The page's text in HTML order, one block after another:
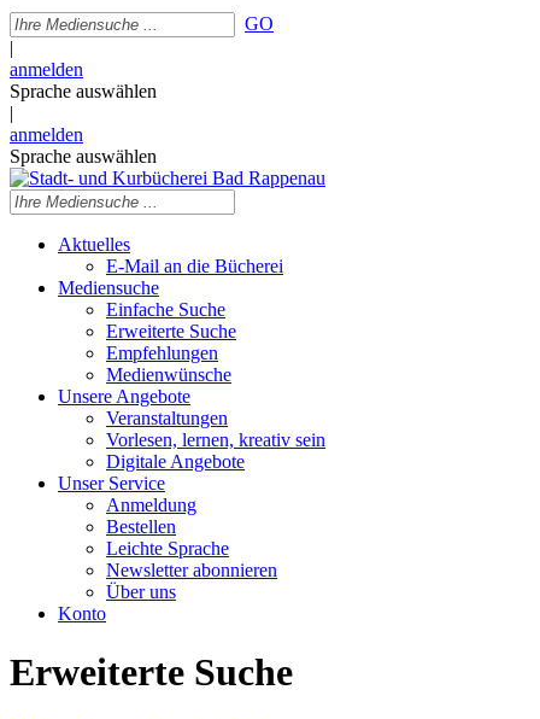
GO
|
anmelden
Sprache auswählen
|
anmelden
Sprache auswählen
Aktuelles
E-Mail an die Bücherei
Mediensuche
Einfache Suche
Erweiterte Suche
Empfehlungen
Medienwünsche
Unsere Angebote
Veranstaltungen
Vorlesen, lernen, kreativ sein
Digitale Angebote
Unser Service
Anmeldung
Bestellen
Leichte Sprache
Newsletter abonnieren
Über uns
Konto
Erweiterte Suche